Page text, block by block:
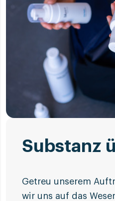
Substanz
Getreu unserem
wir uns auf das